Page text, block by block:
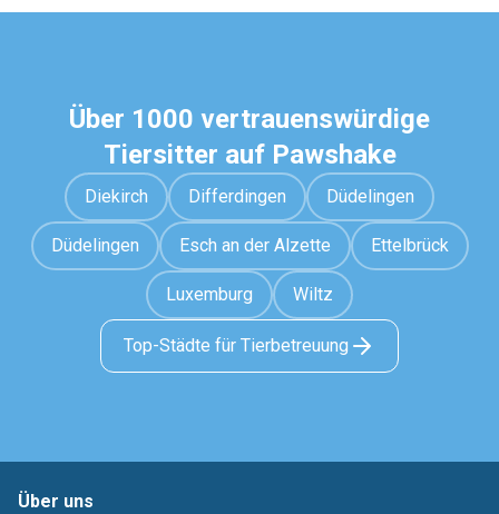
Über 1000 vertrauenswürdige
Tiersitter auf Pawshake
Diekirch Differdingen Düdelingen
Düdelingen Esch an der Alzette Ettelbrück
Luxemburg Wiltz
Top-Städte für Tierbetreuung
Über uns